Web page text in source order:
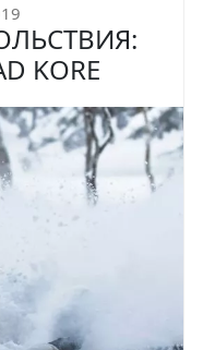
KORE